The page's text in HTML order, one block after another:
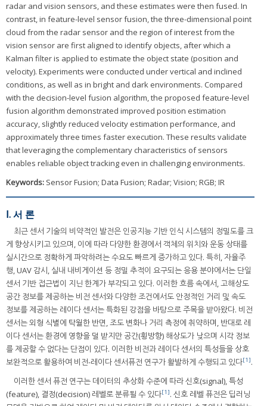
radar and vision sensors, and these estimates were then fused. In
contrast, in feature-level sensor fusion, the three-dimensional point
cloud from the radar sensor and the region of interest from the
vision sensor are first aligned to identify objects, after which a
Kalman filter is applied to estimate the object state (position and
velocity). Experiments were conducted under vertical and inclined
conditions, as well as in bright and dark environments. Compared
with the decision-level fusion algorithm, the proposed feature-level
fusion algorithm demonstrated improved position estimation
accuracy, slightly reduced velocity estimation performance, and
approximately three times faster execution. These results validate
that leveraging the complementary characteristics of sensors
enables reliable object tracking even in challenging environments.
Keywords: Sensor Fusion; Data Fusion; Radar; Vision; RGB; IR
Ⅰ. 서 론
최근 센서 기술의 비약적인 발전은 인공지능 기반 인식 시스템의 정밀도를 크
게 향상시키고 있으며, 이에 따라 다양한 환경에서 객체의 위치와 운동 상태를
실시간으로 정확하게 파악하려는 수요도 빠르게 증가하고 있다. 특히, 자율주
행, UAV 감시, 실내 내비게이션 등 정밀 추적이 요구되는 응용 분야에서는 단일
센서 기반 접근법이 지닌 한계가 부각되고 있다. 이러한 흐름 속에서, 고해상도
공간 정보를 제공하는 비전 센서와 다양한 조건에서도 안정적인 거리 및 속도
정보를 제공하는 레이다 센서는 특화된 강점을 바탕으로 주목을 받아왔다. 비전
센서는 외형 식별에 탁월한 반면, 조도 변화나 거리 측정에 취약하며, 반대로 레
이다 센서는 환경에 영향을 덜 받지만 공간(횡방향) 해상도가 낮으며 시각 정보
를 제공할 수 없다는 단점이 있다. 이러한 비전과 레이다 센서의 특성들을 상호
보완적으로 활용하여 비전-레이다 센서퓨전 연구가 활발하게 수행되고 있다[1].
이러한 센서 퓨전 연구는 데이터의 추상화 수준에 따라 신호(signal), 특성
(feature), 결정(decision) 레벨로 분류될 수 있다[1]. 신호 레벨 퓨전은 딥러닝